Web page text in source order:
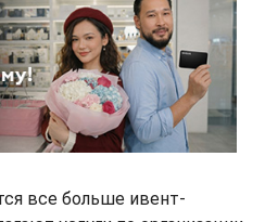
все больше ивент-